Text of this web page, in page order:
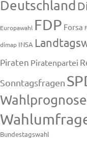
Deutschland
Europawahl FDP Forsa
dimap INSA
Piraten Piratenpartei
Sonntagsfragen
Wahlprognose
Bundestagswahl